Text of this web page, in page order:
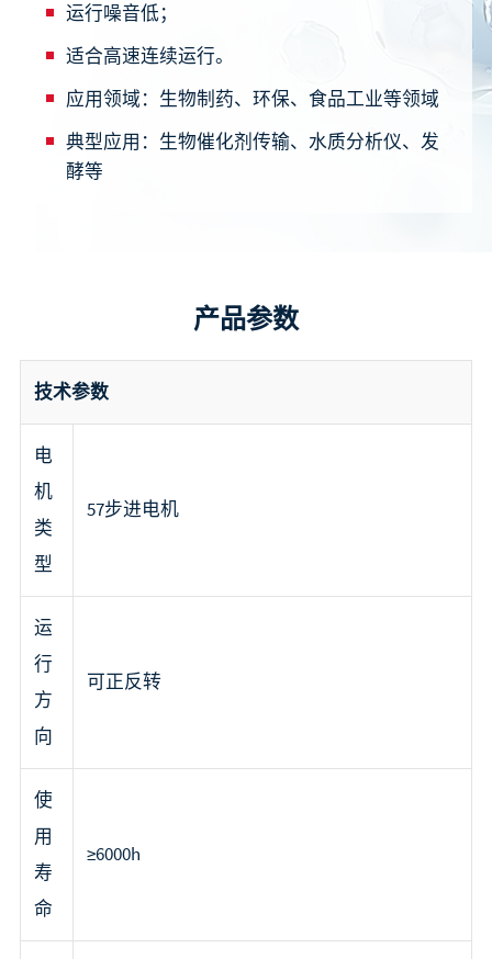
运行噪音低；
适合高速连续运行。
应用领域： 生物制药、环保、食品工业等领域
典型应用： 生物催化剂传输、水质分析仪、发
酵等
产品参数
技术参数
电
机
类
型
57步进电机
运
行
方
向
可正反转
使
用
寿
命
≥6000h